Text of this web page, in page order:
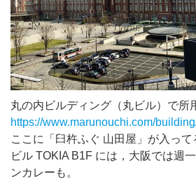
丸の内ビルディング（丸ビル）で所
https://www.marunouchi.com/
ここに「臼杵ふぐ 山田屋」が入っ
ビル TOKIA B1F には，大阪では週
ンカレーも。